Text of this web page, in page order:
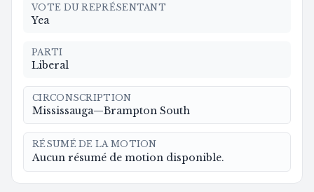
VOTE DU REPRÉSENTANT
Yea
PARTI
Liberal
CIRCONSCRIPTION
Mississauga—Brampton South
RÉSUMÉ DE LA MOTION
Aucun résumé de motion disponible.